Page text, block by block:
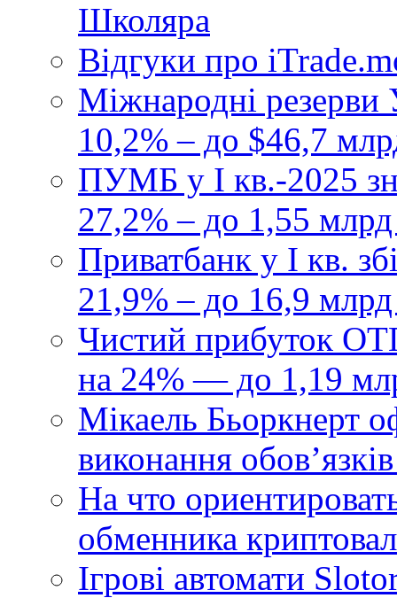
Школяра
Відгуки про
Міжнародні резерви
10,2% – до $46,7
ПУМБ у I кв.-2025
27,2% – до 1,55
Приватбанк у І кв.
21,9% – до 16,9
Чистий прибуток
на 24% — до 1,19
Мікаель Бьоркнерт
виконання
На что
обменника
Ігрові автомати